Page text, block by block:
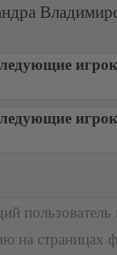
пользователь
на страницах